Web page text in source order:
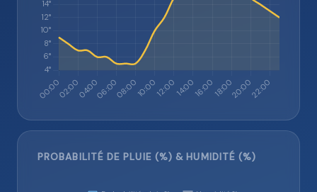
PROBABILITÉ DE PLUIE (%) & HUMIDITÉ (%)